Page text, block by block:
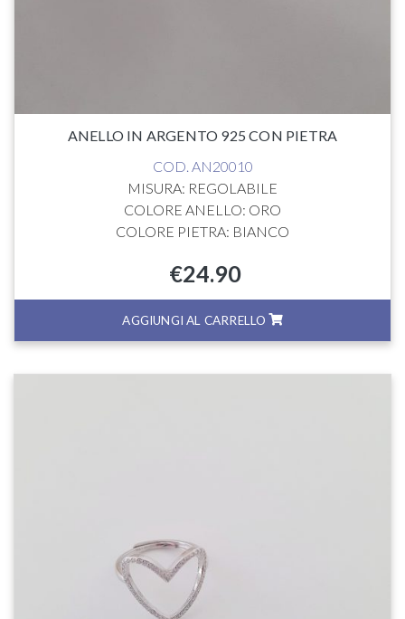
ANELLO IN ARGENTO 925 CON PIETRA
COD. AN20010
MISURA: REGOLABILE
COLORE ANELLO: ORO
COLORE PIETRA: BIANCO
€24.90
AGGIUNGI AL CARRELLO